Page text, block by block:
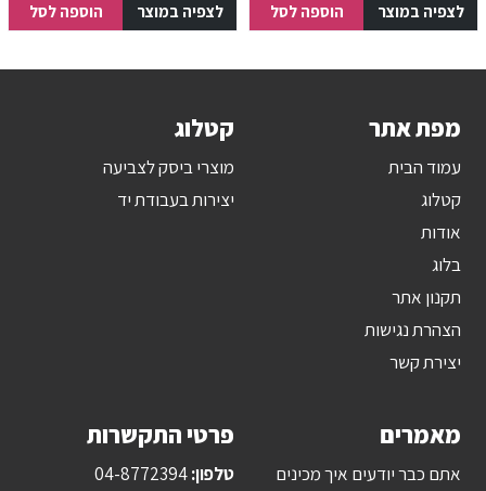
לצפיה במוצר הוספה לסל לצפיה במוצר הוספה לסל
מפת אתר
עמוד הבית
קטלוג
אודות
בלוג
תקנון אתר
הצהרת נגישות
יצירת קשר
קטלוג
מוצרי ביסק לצביעה
יצירות בעבודת יד
מאמרים
אתם כבר יודעים איך מכינים
פרטי התקשרות
טלפון:04-8772394